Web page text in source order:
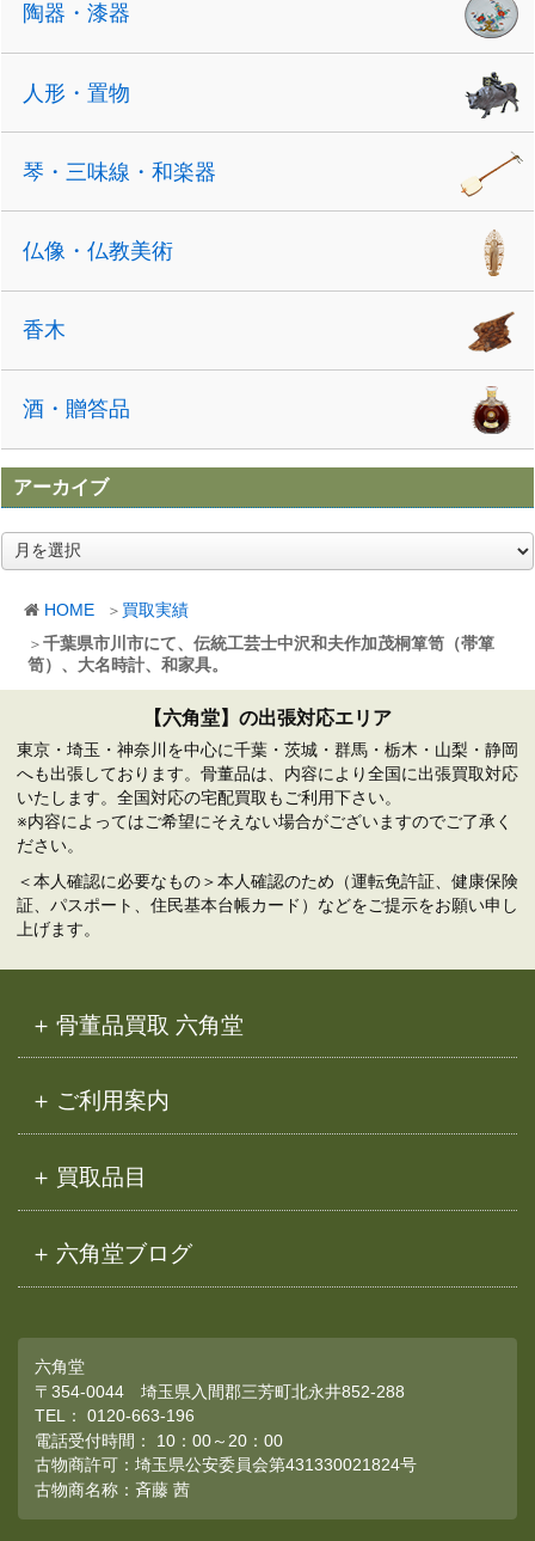
HOME
買取実績
千葉県市川市にて、伝統工芸士中沢和夫作加茂桐箪笥（帯箪
笥）、大名時計、和家具。
陶器・漆器
人形・置物
琴・三味線・和楽器
仏像・仏教美術
香木
酒・贈答品
アーカイブ
ア
ー
【六角堂】の出張対応エリア
東京・埼玉・神奈川を中心に千葉・茨城・群馬・栃木・山梨・静岡
へも出張しております。骨董品は、内容により全国に出張買取対応
いたします。全国対応の宅配買取もご利用下さい。
※内容によってはご希望にそえない場合がございますのでご了承く
ださい。
＜本人確認に必要なもの＞本人確認のため（運転免許証、健康保険
証、パスポート、住民基本台帳カード）などをご提示をお願い申し
上げます。
骨董品買取 六角堂
ご利用案内
買取品目
六角堂ブログ
六角堂
〒354-0044 埼玉県入間郡三芳町北永井852-288
TEL： 0120-663-196
電話受付時間： 10：00～20：00
古物商許可：埼玉県公安委員会第431330021824号
古物商名称：斉藤 茜